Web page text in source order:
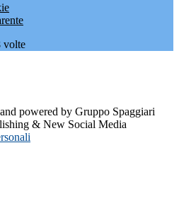
volte
powered by Gruppo Spaggiari
& New Social Media